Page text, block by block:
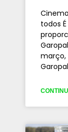
todos
março,